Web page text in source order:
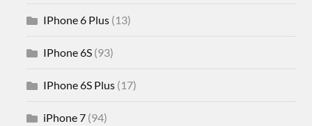
IPhone 6 Plus (13)
IPhone 6S (93)
IPhone 6S Plus (17)
iPhone 7 (94)